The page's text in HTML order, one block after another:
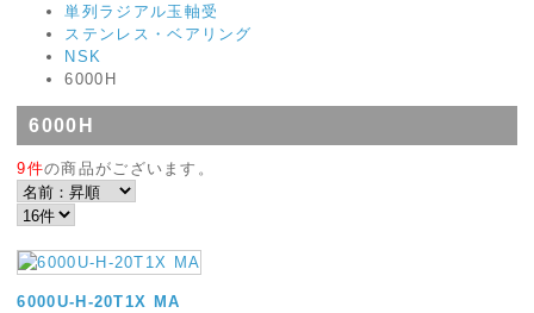
単列ラジアル玉軸受
ステンレス・ベアリング
NSK
6000H
6000H
9件の商品がございます。
6000U-H-20T1X MA